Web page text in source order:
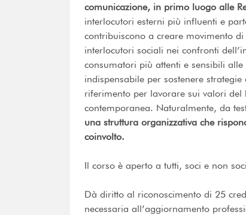
comunicazione, in primo luogo alle
interlocutori esterni più influenti e
contribuiscono a creare movimento
interlocutori sociali nei confronti
consumatori più attenti e sensibili
indispensabile per sostenere
riferimento per lavorare sui valori del
contemporanea. Naturalmente, da
una struttura organizzativa che
coinvolto.
Il corso è aperto a tutti, soci e non
Dà diritto al riconoscimento di 25
necessaria all’aggiornamento